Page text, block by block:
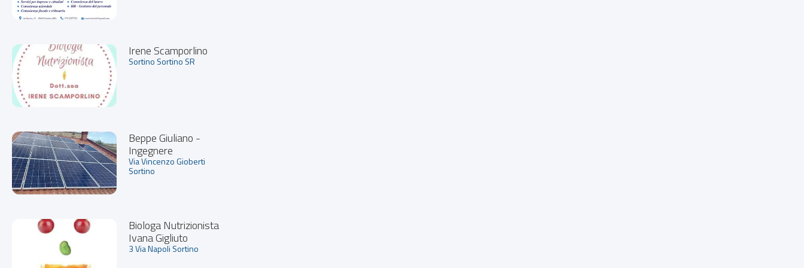
Irene Scamporlino
Sortino Sortino SR
Beppe Giuliano -
Ingegnere
Via Vincenzo Gioberti
Sortino
Biologa Nutrizionista
Ivana Gigliuto
3 Via Napoli Sortino